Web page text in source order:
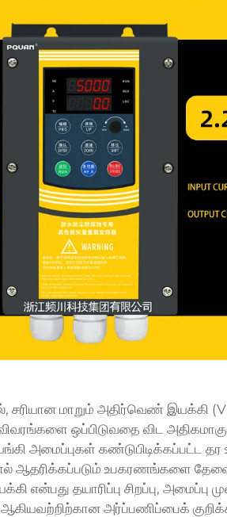
மாறும் அதிர்வெண் இயக்கி
ஒப்பிடுவதை விட
அமைப்புகள் கண்டுபிடிக்கப்பட்ட தர
ஆதரிக்கப்படும் உபகரணங்களை
என்பது தயாரிப்பு சிறப்பு, அமைப்பு
அர்ப்பணிப்பைக்